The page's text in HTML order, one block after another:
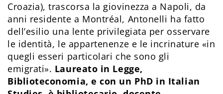
Croazia), trascorsa la giovinezza a Napoli, da
anni residente a Montréal, Antonelli ha fatto
dell’esilio una lente privilegiata per osservare
le identità, le appartenenze e le incrinature «in
quegli esseri particolari che sono gli
emigrati». Laureato in Legge,
Biblioteconomia, e con un PhD in Italian